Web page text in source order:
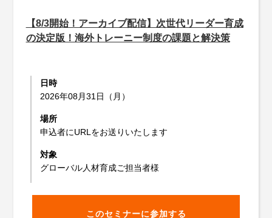
【8/3開始！アーカイブ配信】次世代リーダー育成
の決定版！海外トレーニー制度の課題と解決策
日時
2026年08月31日（月）
場所
申込者にURLをお送りいたします
対象
グローバル人材育成ご担当者様
このセミナーに参加する